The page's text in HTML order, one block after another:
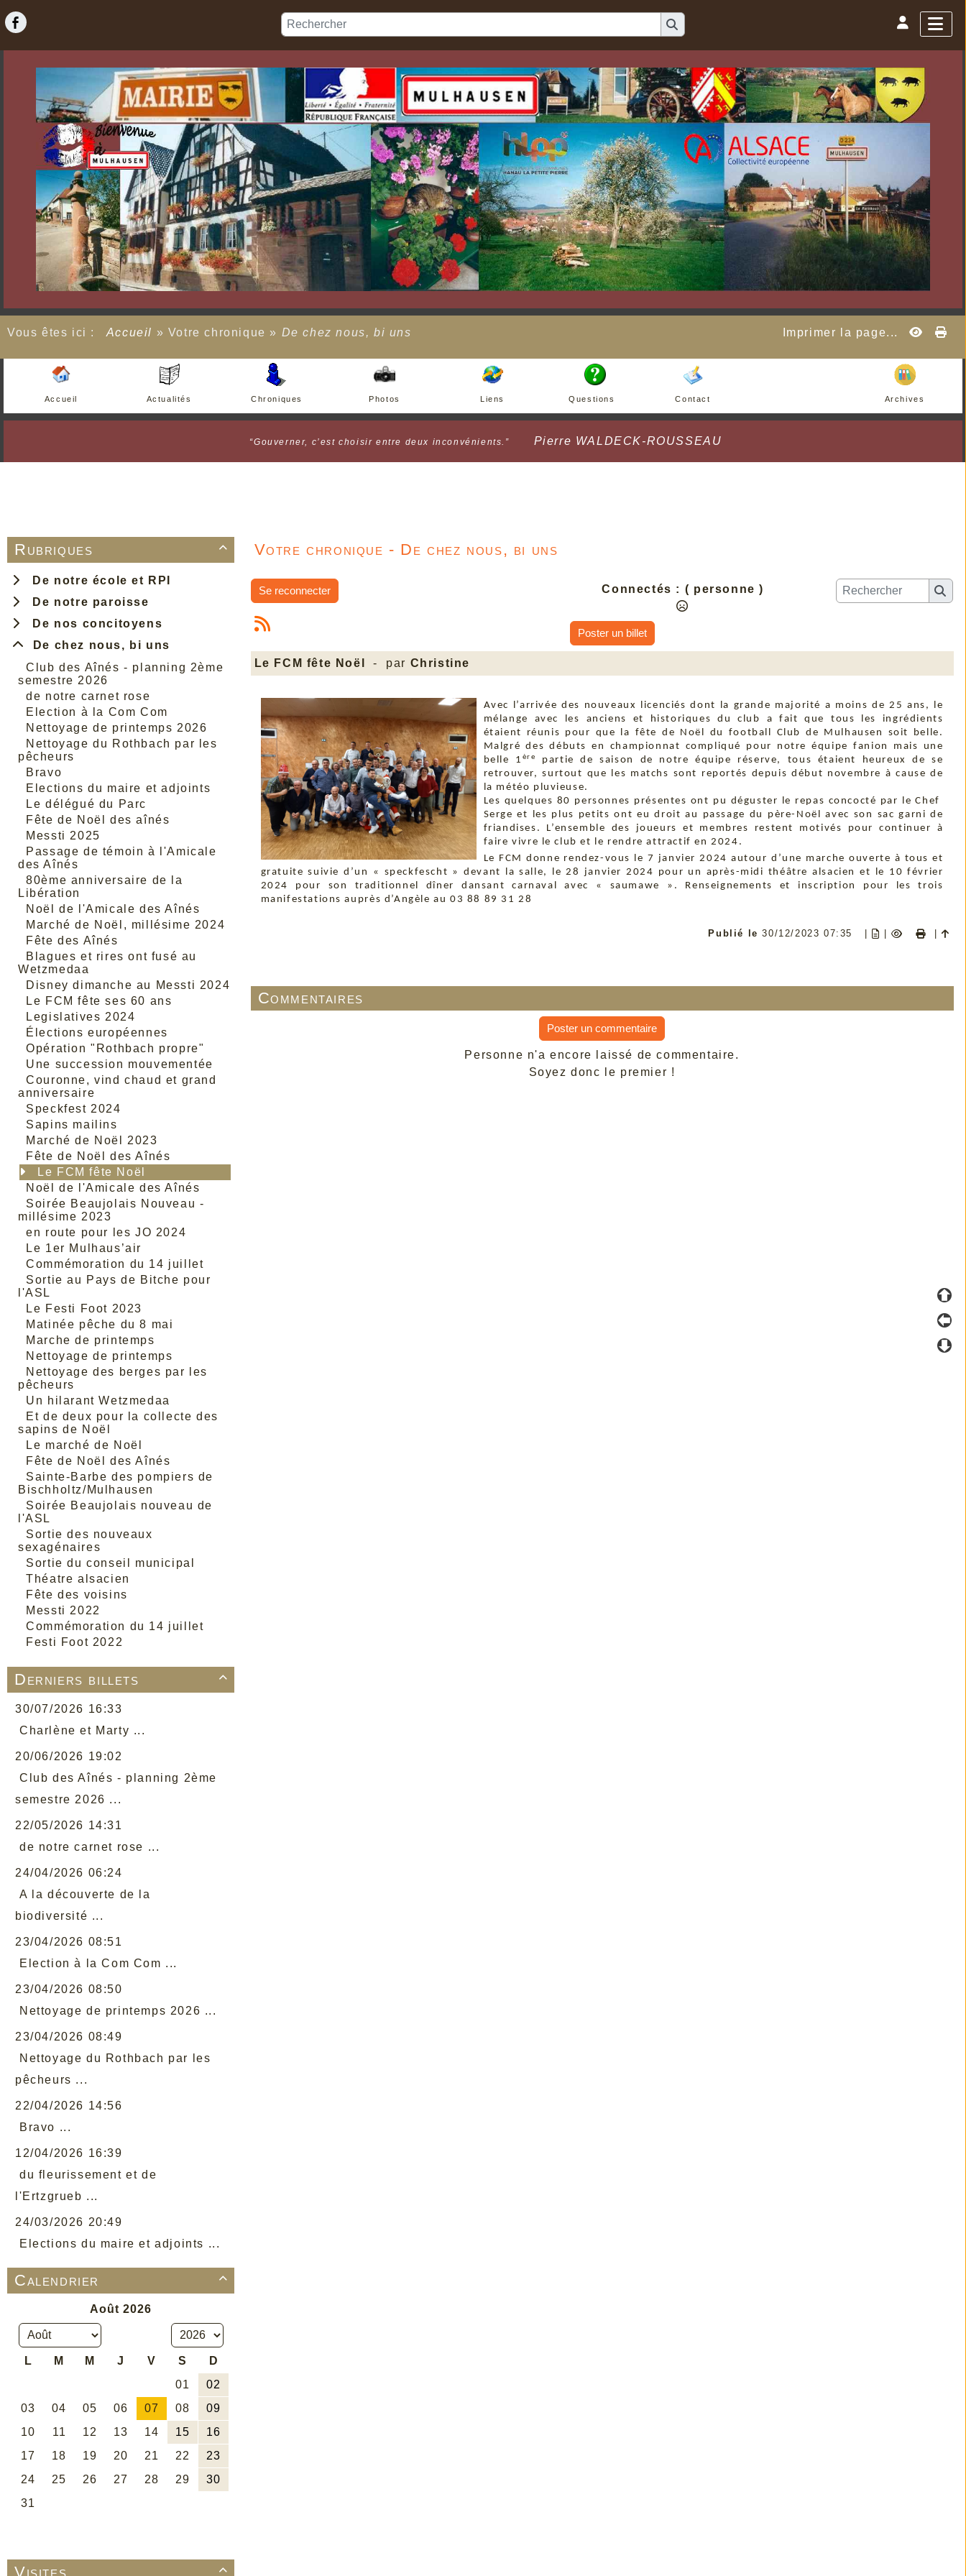
Vous êtes ici : Accueil » Votre chronique » De chez nous, bi uns Imprimer la page...
Accueil Actualités Chroniques Photos Liens Questions Contact Archives
“Gouverner, c’est choisir entre deux inconvénients.” Pierre WALDECK-ROUSSEAU

Rubriques
De notre école et RPI
De notre paroisse
De nos concitoyens
De chez nous, bi uns
Club des Aînés - planning 2ème
semestre 2026
de notre carnet rose
Election à la Com Com
Nettoyage de printemps 2026
Nettoyage du Rothbach par les
pêcheurs
Bravo
Elections du maire et adjoints
Le délégué du Parc
Fête de Noël des aînés
Messti 2025
Passage de témoin à l'Amicale
des Aînés
80ème anniversaire de la
Libération
Noël de l'Amicale des Aînés
Marché de Noël, millésime 2024
Fête des Aînés
Blagues et rires ont fusé au
Wetzmedaa
Disney dimanche au Messti 2024
Le FCM fête ses 60 ans
Legislatives 2024
Élections européennes
Opération "Rothbach propre"
Une succession mouvementée
Couronne, vind chaud et grand
anniversaire
Speckfest 2024
Sapins mailins
Marché de Noël 2023
Fête de Noël des Aînés
Le FCM fête Noël
Noël de l'Amicale des Aînés
Soirée Beaujolais Nouveau -
millésime 2023
en route pour les JO 2024
Le 1er Mulhaus’air
Commémoration du 14 juillet
Sortie au Pays de Bitche pour
l'ASL
Le Festi Foot 2023
Matinée pêche du 8 mai
Marche de printemps
Nettoyage de printemps
Nettoyage des berges par les
pêcheurs
Un hilarant Wetzmedaa
Et de deux pour la collecte des
sapins de Noël
Le marché de Noël
Fête de Noël des Aînés
Sainte-Barbe des pompiers de
Bischholtz/Mulhausen
Soirée Beaujolais nouveau de
l'ASL
Sortie des nouveaux
sexagénaires
Sortie du conseil municipal
Théatre alsacien
Fête des voisins
Messti 2022
Commémoration du 14 juillet
Festi Foot 2022

Derniers billets
30/07/2026 16:33
Charlène et Marty ...
20/06/2026 19:02
Club des Aînés - planning 2ème
semestre 2026 ...
22/05/2026 14:31
de notre carnet rose ...
24/04/2026 06:24
A la découverte de la
biodiversité ...
23/04/2026 08:51
Election à la Com Com ...
23/04/2026 08:50
Nettoyage de printemps 2026 ...
23/04/2026 08:49
Nettoyage du Rothbach par les
pêcheurs ...
22/04/2026 14:56
Bravo ...
12/04/2026 16:39
du fleurissement et de
l'Ertzgrueb ...
24/03/2026 20:49
Elections du maire et adjoints ...

Calendrier

Visites
Votre chronique - De chez nous, bi uns
Se reconnecter Connectés : ( personne )
Poster un billet
Le FCM fête Noël - par Christine
Avec l’arrivée des nouveaux licenciés dont la grande majorité a moins de 25 ans, le
mélange avec les anciens et historiques du club a fait que tous les ingrédients
étaient réunis pour que la fête de Noël du football Club de Mulhausen soit belle.
Malgré des débuts en championnat compliqué pour notre équipe fanion mais une
belle 1 ère
partie de saison de notre équipe réserve, tous étaient heureux de se
retrouver, surtout que les matchs sont reportés depuis début novembre à cause de
la météo pluvieuse.
Les quelques 80 personnes présentes ont pu déguster le repas concocté par le Chef
Serge et les plus petits ont eu droit au passage du père-Noël avec son sac garni de
friandises. L’ensemble des joueurs et membres restent motivés pour continuer à
faire vivre le club et le rendre attractif en 2024.
Le FCM donne rendez-vous le 7 janvier 2024 autour d’une marche ouverte à tous et
gratuite suivie d’un « speckfescht » devant la salle, le 28 janvier 2024 pour un après-midi théâtre alsacien et le 10 février
2024 pour son traditionnel dîner dansant carnaval avec « saumawe ». Renseignements et inscription pour les trois
manifestations auprès d’Angèle au 03 88 89 31 28
Publié le30/12/2023 07:35 |
Commentaires
Poster un commentaire
Personne n'a encore laissé de commentaire.
Soyez donc le premier !